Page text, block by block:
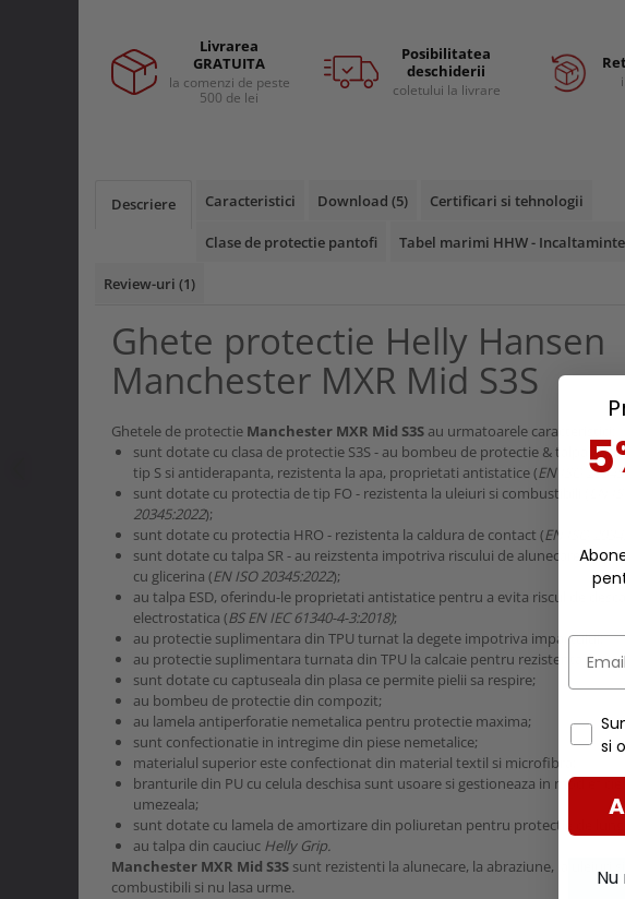
Alte accesorii echipamente
Echipamente muncitori ferma
Echipamente trimeri ongloane
Manusi protectie
Casti si antifoane protectie
Livrarea
GRATUITA
la comenzi de peste
500 de lei
Posibilitatea
deschiderii
coletului la livrare
Descriere Caracteristici Download (5) Certificari si tehnologii
Clase de protectie pantofi Tabel marimi HHW -
Review-uri (1)
Ghete protectie Helly Hansen
Manchester MXR Mid S3S
Ghetele de protectie Manchester MXR Mid S3S au urmatoarele caracteristici:
sunt dotate cu clasa de protectie S3S - au bombeu de protectie & talpa
tip S si antiderapanta, rezistenta la apa, proprietati antistatice (EN ISO
sunt dotate cu protectia de tip FO - rezistenta la uleiuri si combustibili (
EN
20345:2022);
sunt dotate cu protectia HRO - rezistenta la caldura de contact (EN ISO
sunt dotate cu talpa SR - au reizstenta impotriva riscului de alunecare pe
cu glicerina (EN ISO 20345:2022);
au talpa ESD, oferindu-le proprietati antistatice pentru a evita riscul de
electrostatica (BS EN IEC 61340-4-3:2018);
au protectie suplimentara din TPU turnat la degete impotriva impactului;
au protectie suplimentara turnata din TPU la calcaie pentru rezistenta
sunt dotate cu captuseala din plasa ce permite pielii sa respire;
au bombeu de protectie din compozit;
au lamela antiperforatie nemetalica pentru protectie maxima;
sunt confectionatie in intregime din piese nemetalice;
materialul superior este confectionat din material textil si microfibra;
branturile din PU cu celula deschisa sunt usoare si gestioneaza in mod
umezeala;
sunt dotate cu lamela de amortizare din poliuretan pentru protectie de
au talpa din cauciuc Helly Grip.
Manchester MXR Mid S3S sunt rezistenti la alunecare, la abraziune, la uleiuri si
combustibili si nu lasa urme.
si